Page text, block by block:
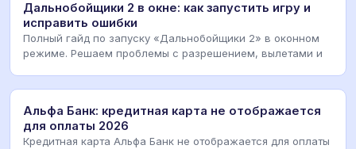
Дальнобойщики 2 в окне: как запустить игру и
исправить ошибки
Полный гайд по запуску «Дальнобойщики 2» в оконном
режиме. Решаем проблемы с разрешением, вылетами и
Альфа Банк: кредитная карта не отображается
для оплаты 2026
Кредитная карта Альфа Банк не отображается для оплаты